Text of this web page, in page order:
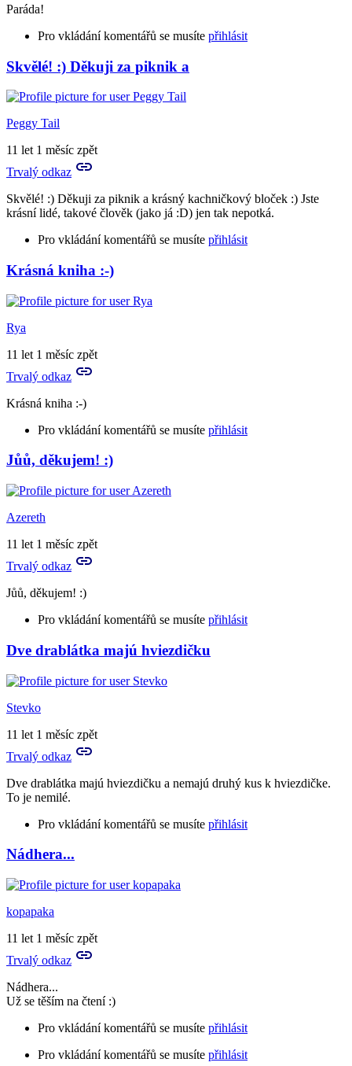
Paráda!
Pro vkládání komentářů se musíte přihlásit
Skvělé! :) Děkuji za piknik a
Peggy Tail
11 let 1 měsíc zpět
Trvalý odkaz
Skvělé! :) Děkuji za piknik a krásný kachničkový bloček :) Jste
krásní lidé, takové člověk (jako já :D) jen tak nepotká.
Pro vkládání komentářů se musíte přihlásit
Krásná kniha :-)
Rya
11 let 1 měsíc zpět
Trvalý odkaz
Krásná kniha :-)
Pro vkládání komentářů se musíte přihlásit
Jůů, děkujem! :)
Azereth
11 let 1 měsíc zpět
Trvalý odkaz
Jůů, děkujem! :)
Pro vkládání komentářů se musíte přihlásit
Dve drablátka majú hviezdičku
Stevko
11 let 1 měsíc zpět
Trvalý odkaz
Dve drablátka majú hviezdičku a nemajú druhý kus k hviezdičke.
To je nemilé.
Pro vkládání komentářů se musíte přihlásit
Nádhera...
kopapaka
11 let 1 měsíc zpět
Trvalý odkaz
Nádhera...
Už se těším na čtení :)
Pro vkládání komentářů se musíte přihlásit
Pro vkládání komentářů se musíte přihlásit